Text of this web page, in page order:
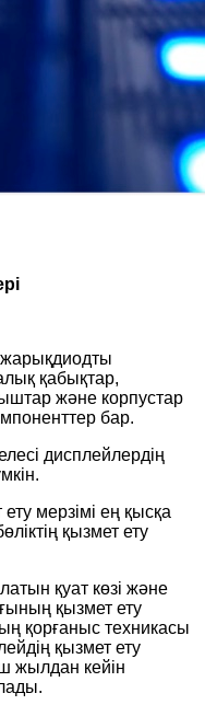
қабықтар,
және корпустар
бар.
дисплейлердің
мерзімі ең қысқа
қызмет ету
қуат көзі және
қызмет ету
қорғаныс техникасы
қызмет ету
жылдан кейін